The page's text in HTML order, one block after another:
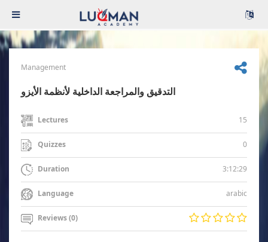
Management
التدقيق والمراجعة الداخلية لأنظمة الأيزو
Lectures 15
Quizzes 0
Duration 3:12:29
Language arabic
Reviews (0)